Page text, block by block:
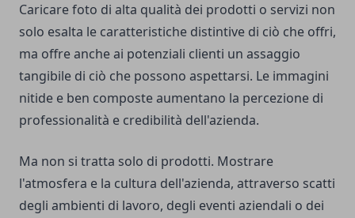
Caricare foto di alta qualità dei prodotti o servizi non
solo esalta le caratteristiche distintive di ciò che offri,
ma offre anche ai potenziali clienti un assaggio
tangibile di ciò che possono aspettarsi. Le immagini
nitide e ben composte aumentano la percezione di
professionalità e credibilità dell'azienda.
Ma non si tratta solo di prodotti. Mostrare
l'atmosfera e la cultura dell'azienda, attraverso scatti
degli ambienti di lavoro, degli eventi aziendali o dei